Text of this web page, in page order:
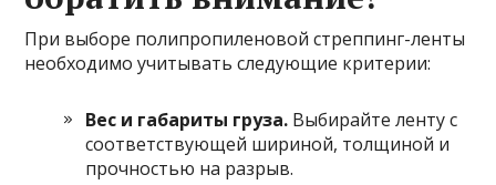
При выборе полипропиленовой стреппинг-ленты
необходимо учитывать следующие критерии:
Вес и габариты груза. Выбирайте ленту с
соответствующей шириной, толщиной и
прочностью на разрыв.